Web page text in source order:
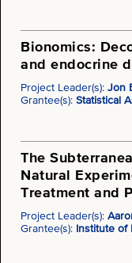
Bionomics:
and endocrine
Project Leader(s): Jon
Grantee(s): Statistical
The
Natural
Treatment and
Project Leader(s):
Grantee(s): Institute of